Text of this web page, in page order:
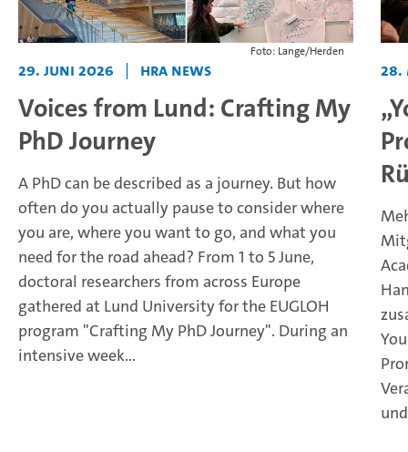
Foto: Lange/Herden
29. Juni 2026 | HRA News
Voices from Lund: Crafting My
PhD Journey
A PhD can be described as a journey. But how
often do you actually pause to consider where
you are, where you want to go, and what you
need for the road ahead? From 1 to 5 June,
doctoral researchers from across Europe
gathered at Lund University for the EUGLOH
program "Crafting My PhD Journey". During an
intensive week...
28.